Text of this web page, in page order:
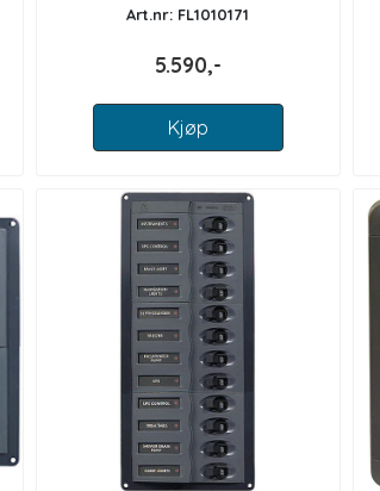
Art.nr: FL1010171
5.590,-
Kjøp